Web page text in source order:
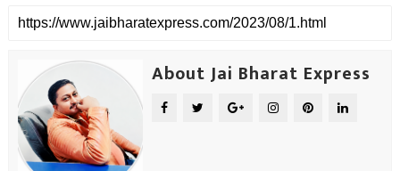
About Jai Bharat Express